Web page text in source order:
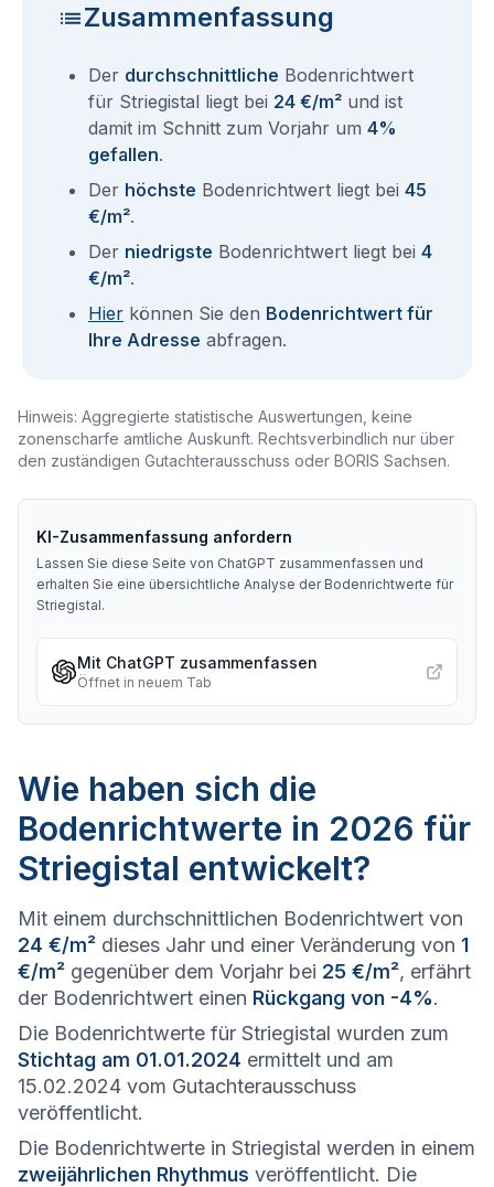
Zusammenfassung
Der durchschnittliche Bodenrichtwert
für Striegistal liegt bei 24 €/m² und ist
damit im Schnitt zum Vorjahr um 4%
gefallen.
Der höchste Bodenrichtwert liegt bei 45
€/m².
Der niedrigste Bodenrichtwert liegt bei 4
€/m².
Hier können Sie den Bodenrichtwert für
Ihre Adresse abfragen.
Hinweis: Aggregierte statistische Auswertungen, keine
zonenscharfe amtliche Auskunft. Rechtsverbindlich nur über
den zuständigen Gutachterausschuss oder BORIS Sachsen.
KI-Zusammenfassung anfordern
Lassen Sie diese Seite von ChatGPT zusammenfassen und
erhalten Sie eine übersichtliche Analyse der Bodenrichtwerte für
Striegistal.
Mit ChatGPT zusammenfassen
Öffnet in neuem Tab
Wie haben sich die
Bodenrichtwerte in 2026 für
Striegistal entwickelt?
Mit einem durchschnittlichen Bodenrichtwert von
24 €/m² dieses Jahr und einer Veränderung von 1
€/m² gegenüber dem Vorjahr bei 25 €/m², erfährt
der Bodenrichtwert einen Rückgang von -4%.
Die Bodenrichtwerte für Striegistal wurden zum
Stichtag am 01.01.2024 ermittelt und am
15.02.2024 vom Gutachterausschuss
veröffentlicht.
Die Bodenrichtwerte in Striegistal werden in einem
zweijährlichen Rhythmus veröffentlicht. Die